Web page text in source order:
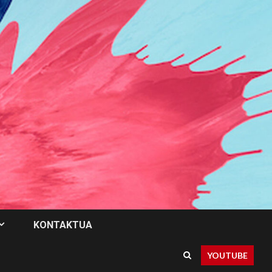
KONTAKTUA
YOUTUBE